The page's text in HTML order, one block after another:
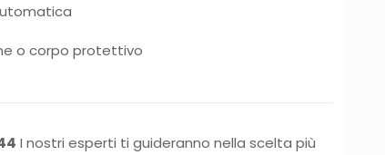
o corpo protettivo
I nostri esperti ti guideranno nella scelta più